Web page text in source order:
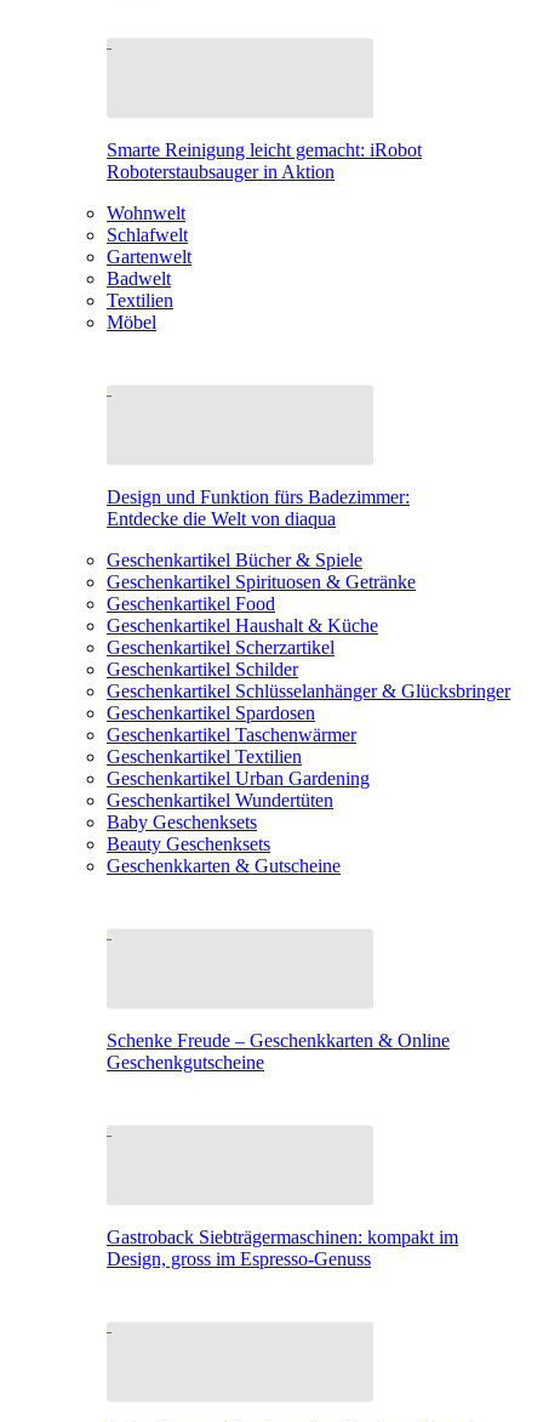
Smarte Reinigung leicht gemacht: iRobot
Roboterstaubsauger in Aktion
Wohnwelt
Schlafwelt
Gartenwelt
Badwelt
Textilien
Möbel
Design und Funktion fürs Badezimmer:
Entdecke die Welt von diaqua
Geschenkartikel Bücher & Spiele
Geschenkartikel Spirituosen & Getränke
Geschenkartikel Food
Geschenkartikel Haushalt & Küche
Geschenkartikel Scherzartikel
Geschenkartikel Schilder
Geschenkartikel Schlüsselanhänger & Glücksbringer
Geschenkartikel Spardosen
Geschenkartikel Taschenwärmer
Geschenkartikel Textilien
Geschenkartikel Urban Gardening
Geschenkartikel Wundertüten
Baby Geschenksets
Beauty Geschenksets
Geschenkkarten & Gutscheine
Schenke Freude – Geschenkkarten & Online
Geschenkgutscheine
Gastroback Siebträgermaschinen: kompakt im
Design, gross im Espresso-Genuss